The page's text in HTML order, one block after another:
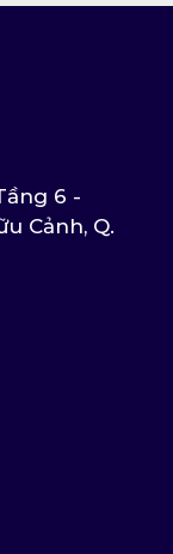
6 -
Cảnh, Q.